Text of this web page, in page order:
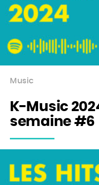
Music
K-Music
semaine #6